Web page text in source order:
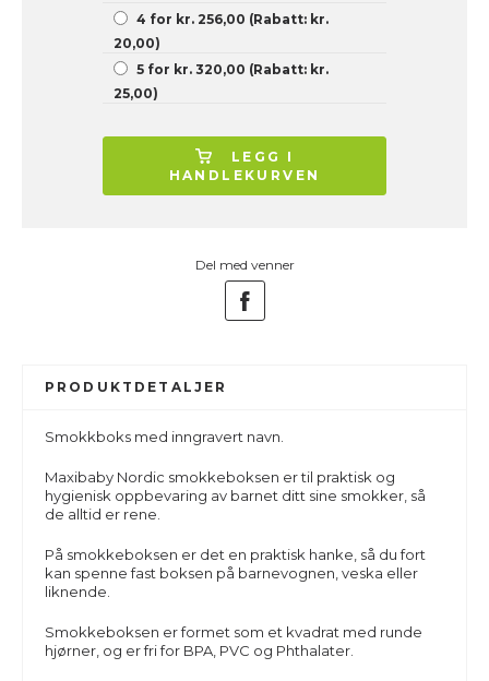
4 for kr. 256,00 (Rabatt: kr.
20,00)
5 for kr. 320,00 (Rabatt: kr.
25,00)
LEGG I
HANDLEKURVEN
Del med venner
PRODUKTDETALJER
Smokkboks med inngravert navn.
Maxibaby Nordic smokkeboksen er til praktisk og
hygienisk oppbevaring av barnet ditt sine smokker, så
de alltid er rene.
På smokkeboksen er det en praktisk hanke, så du fort
kan spenne fast boksen på barnevognen, veska eller
liknende.
Smokkeboksen er formet som et kvadrat med runde
hjørner, og er fri for BPA, PVC og Phthalater.